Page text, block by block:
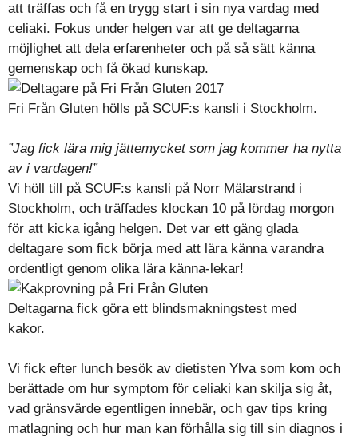
att träffas och få en trygg start i sin nya vardag med
celiaki. Fokus under helgen var att ge deltagarna
möjlighet att dela erfarenheter och på så sätt känna
gemenskap och få ökad kunskap.
Fri Från Gluten hölls på SCUF:s kansli i Stockholm.
”Jag fick lära mig jättemycket som jag kommer ha nytta
av i vardagen!”
Vi höll till på SCUF:s kansli på Norr Mälarstrand i
Stockholm, och träffades klockan 10 på lördag morgon
för att kicka igång helgen. Det var ett gäng glada
deltagare som fick börja med att lära känna varandra
ordentligt genom olika lära känna-lekar!
Deltagarna fick göra ett blindsmakningstest med
kakor.
Vi fick efter lunch besök av dietisten Ylva som kom och
berättade om hur symptom för celiaki kan skilja sig åt,
vad gränsvärde egentligen innebär, och gav tips kring
matlagning och hur man kan förhålla sig till sin diagnos i